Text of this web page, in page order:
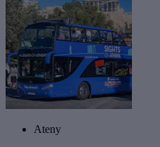
Ateny